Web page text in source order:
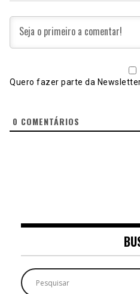
Quero fazer parte da
0 COMENTÁRIOS